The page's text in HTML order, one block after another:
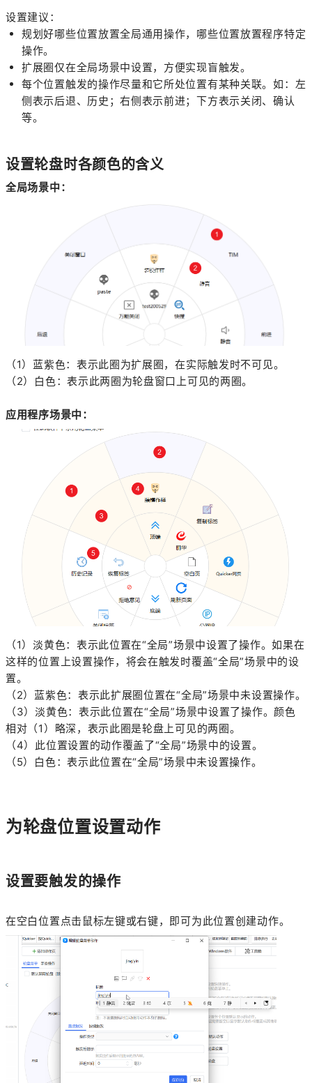
设置建议：
规划好哪些位置放置全局通用操作，哪些位置放置程序特定
操作。
扩展圈仅在全局场景中设置，方便实现盲触发。
每个位置触发的操作尽量和它所处位置有某种关联。如：左
侧表示后退、历史；右侧表示前进；下方表示关闭、确认
等。
设置轮盘时各颜色的含义
全局场景中：
（1）蓝紫色：表示此圈为扩展圈，在实际触发时不可见。
（2）白色：表示此两圈为轮盘窗口上可见的两圈。
应用程序场景中：
（1）淡黄色：表示此位置在“全局”场景中设置了操作。如果在
这样的位置上设置操作，将会在触发时覆盖“全局”场景中的设
置。
（2）蓝紫色：表示此扩展圈位置在“全局”场景中未设置操作。
（3）淡黄色：表示此位置在“全局”场景中设置了操作。颜色
相对（1）略深，表示此圈是轮盘上可见的两圈。
（4）此位置设置的动作覆盖了“全局”场景中的设置。
（5）白色：表示此位置在“全局”场景中未设置操作。
为轮盘位置设置动作
设置要触发的操作
在空白位置点击鼠标左键或右键，即可为此位置创建动作。